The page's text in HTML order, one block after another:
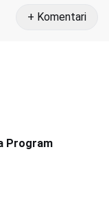
+ Komentari
Program